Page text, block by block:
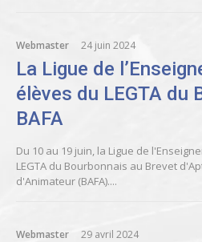
Webmaster 24 juin 2024
La Ligue de
élèves du LEGTA du
BAFA
Du 10 au 19 juin, la Ligue de
LEGTA du Bourbonnais au Brevet
d'Animateur (BAFA)....
Webmaster 29 avril 2024